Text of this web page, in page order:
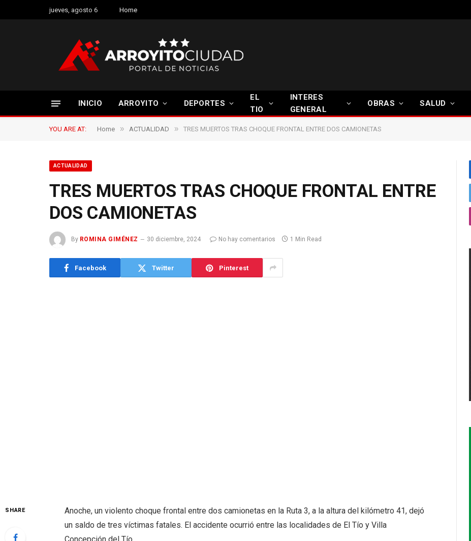
jueves, agosto 6 Home
INICIO ARROYITO DEPORTES
EL
TIO
INTERES
GENERAL
OBRAS SALUD
YOU ARE AT: Home » ACTUALIDAD » TRES MUERTOS TRAS CHOQUE FRONTAL ENTRE DOS CAMIONETAS
ACTUALIDAD
TRES MUERTOS TRAS CHOQUE FRONTAL ENTRE
DOS CAMIONETAS
By ROMINA GIMÉNEZ 30 diciembre, 2024 No hay comentarios 1 Min Read
Facebook Twitter Pinterest
SHARE
Anoche, un violento choque frontal entre dos camionetas en la Ruta 3, a la altura del kilómetro 41, dejó
un saldo de tres víctimas fatales. El accidente ocurrió entre las localidades de El Tío y Villa
Concepción del Tío.